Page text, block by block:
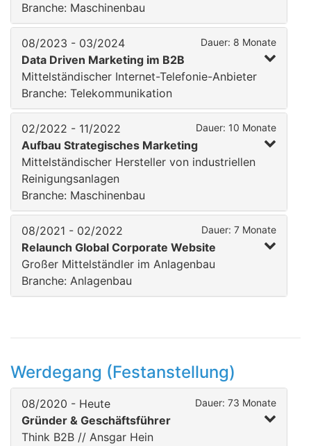
Branche: Maschinenbau
08/2023 - 03/2024 Dauer: 8 Monate
Data Driven Marketing im B2B
Mittelständischer Internet-Telefonie-Anbieter
Branche: Telekommunikation
02/2022 - 11/2022 Dauer: 10 Monate
Aufbau Strategisches Marketing
Mittelständischer Hersteller von industriellen
Reinigungsanlagen
Branche: Maschinenbau
08/2021 - 02/2022 Dauer: 7 Monate
Relaunch Global Corporate Website
Großer Mittelständler im Anlagenbau
Branche: Anlagenbau
Werdegang (Festanstellung)
08/2020 - Heute Dauer: 73 Monate
Gründer & Geschäftsführer
Think B2B // Ansgar Hein